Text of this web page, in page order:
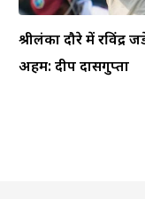
श्रीलंका दौरे में
अहम: दीप दासगुप्ता